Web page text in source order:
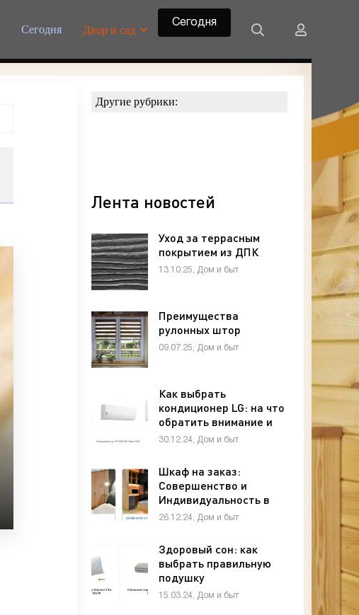
Сегодня Двор и сад
Сегодня
Другие рубрики:
Лента новостей
Уход за террасным
покрытием из ДПК
13.10.25, Дом и быт
Преимущества
рулонных штор
09.07.25, Дом и быт
Как выбрать
кондиционер LG: на что
обратить внимание и
какую модель лучше
30.12.24, Дом и быт
Шкаф на заказ:
Совершенство и
Индивидуальность в
Вашем Интерьере
26.12.24, Дом и быт
Здоровый сон: как
выбрать правильную
подушку
15.03.24, Дом и быт